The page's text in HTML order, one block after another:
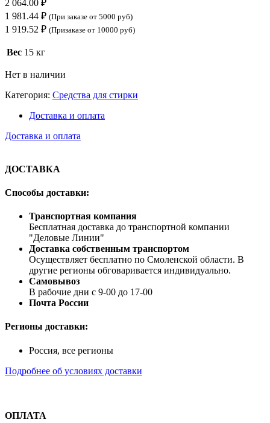
2 064.00 ₽
1 981.44 ₽ (При заказе от 5000 руб)
1 919.52 ₽ (Призаказе от 10000 руб)
Вес 15 кг
Нет в наличии
Категория: Средства для стирки
Доставка и оплата
Доставка и оплата
ДОСТАВКА
Способы доставки:
Транспортная компания
Бесплатная доставка до транспортной компании
"Деловые Линии"
Доставка собственным транспортом
Осуществляет бесплатно по Смоленской области. В
другие регионы обговаривается индивидуально.
Самовывоз
В рабочие дни с 9-00 до 17-00
Почта России
Регионы доставки:
Россия, все регионы
Подробнее об условиях доставки
ОПЛАТА